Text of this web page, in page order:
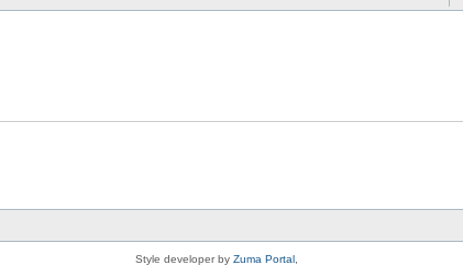
Style developer by Zuma Portal